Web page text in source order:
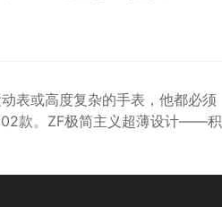
表或高度复杂的手表，他都必须
款。ZF极简主义超薄设计——积